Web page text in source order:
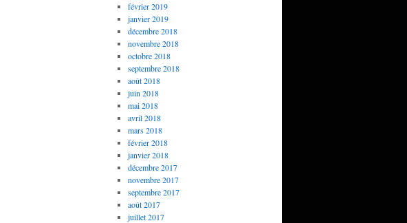
février 2019
janvier 2019
décembre 2018
novembre 2018
octobre 2018
septembre 2018
août 2018
juin 2018
mai 2018
avril 2018
mars 2018
février 2018
janvier 2018
décembre 2017
novembre 2017
septembre 2017
août 2017
juillet 2017